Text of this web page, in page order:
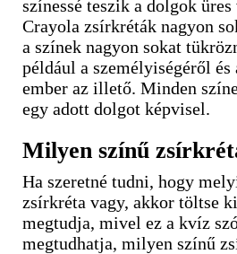
színessé teszik a dolgok
Crayola zsírkréták nagyon
a színek nagyon sokat
például a személyiségéről
ember az illető. Minden
egy adott dolgot képvisel.
Milyen színű
Ha szeretné tudni, hogy
zsírkréta vagy, akkor töltse
megtudja, mivel ez a kvíz
megtudhatja, milyen színű